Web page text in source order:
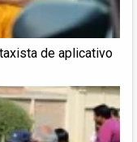
de aplicativo